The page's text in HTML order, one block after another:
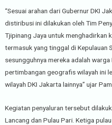
“Sesuai arahan dari Gubernur DKI
distiribusi ini dilakukan oleh Tim
Tjipinang Jaya untuk menghadirkan
termasuk yang tinggal di Kepulauan
sesungguhnya mereka adalah
pertimbangan geografis wilayah ini
wilayah DKI Jakarta lainnya” ujar
Kegiatan penyaluran tersebut
Lancang dan Pulau Pari. Ketiga